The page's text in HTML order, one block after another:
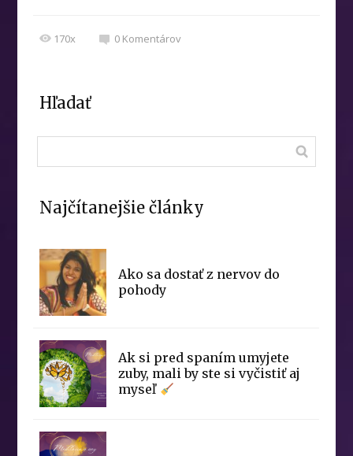
170x 0 Komentárov
Hľadať
Najčítanejšie články
Ako sa dostať z nervov do
pohody
Ak si pred spaním umyjete
zuby, mali by ste si vyčistiť aj
myseľ